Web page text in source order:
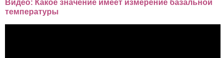
Видео: Какое значение имеет измерение базальной
температуры